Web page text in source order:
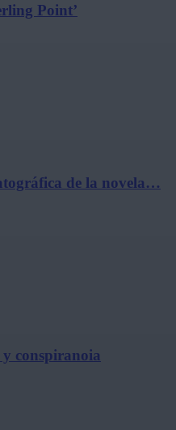
Point’
de la novela…
y conspiranoia